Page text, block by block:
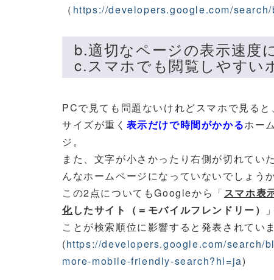
（ https://developers.google.com/
b.適切なページの表示速度
c.スマホでも閲覧しやすい
PCで見ても問題ないけれどスマホで見ると
サイズが重く 表示だけで時間がかかるホー
ジ。
また、文字が小さかったり右側が切れてい
んなホームページになっていないでしょうか
この2点についてもGoogleから「スマホ表
化したサイト（＝モバイルフレンドリー）
ことが検索順位に影響すると発表されていま
(https://developers.google.com/search/
more-mobile-friendly-search?hl=ja)